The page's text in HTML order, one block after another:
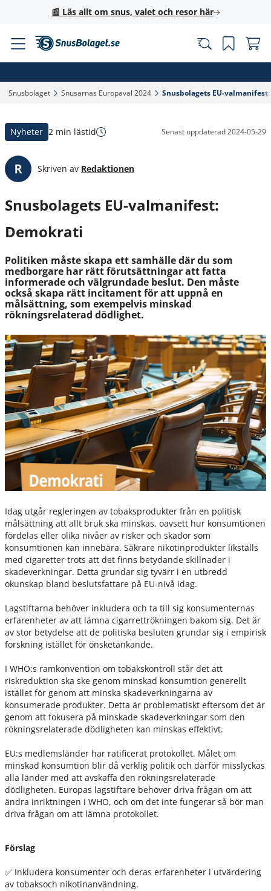
📰 Läs allt om snus, valet och resor här
Snusbolaget‎ Snusarnas Europaval 2024‎ Snusbolagets EU-
Nyheter 2 min lästid Senast uppdaterad2024-05-29
Skriven av Redaktionen
Snusbolagets EU-valmanifest:
Demokrati
Politiken måste skapa ett samhälle där du som
medborgare har rätt förutsättningar att fatta
informerade och välgrundade beslut. Den måste
också skapa rätt incitament för att uppnå en
målsättning, som exempelvis minskad
rökningsrelaterad dödlighet.
Idag utgår regleringen av tobaksprodukter från en politisk
målsättning att allt bruk ska minskas, oavsett hur konsumtionen
fördelas eller olika nivåer av risker och skador som
konsumtionen kan innebära. Säkrare nikotinprodukter likställs
med cigaretter trots att det finns betydande skillnader i
skadeverkningar. Detta grundar sig tyvärr i en utbredd
okunskap bland beslutsfattare på EU-nivå idag.
Lagstiftarna behöver inkludera och ta till sig konsumenternas
erfarenheter av att lämna cigarrettrökningen bakom sig. Det är
av stor betydelse att de politiska besluten grundar sig i empirisk
forskning istället för önsketänkande.
I WHO:s ramkonvention om tobakskontroll står det att
riskreduktion ska ske genom minskad konsumtion generellt
istället för genom att minska skadeverkningarna av
konsumerade produkter. Detta är problematiskt eftersom det är
genom att fokusera på minskade skadeverkningar som den
rökningsrelaterade dödligheten kan minskas effektivt.
EU:s medlemsländer har ratificerat protokollet. Målet om
minskad konsumtion blir då verklig politik och därför misslyckas
alla länder med att avskaffa den rökningsrelaterade
dödligheten. Europas lagstiftare behöver driva frågan om att
ändra inriktningen i WHO, och om det inte fungerar så bör man
driva frågan om att lämna protokollet.
Förslag
✅ Inkludera konsumenter och deras erfarenheter i utvärdering
av tobaksoch nikotinanvändning.